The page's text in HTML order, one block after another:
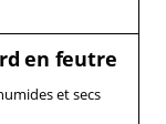
en feutre
et secs